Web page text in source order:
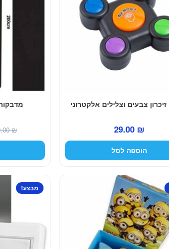
צבעים וצלילים אלקטרוני
29.00 ₪
הוספה לסל
₪
מבצע!